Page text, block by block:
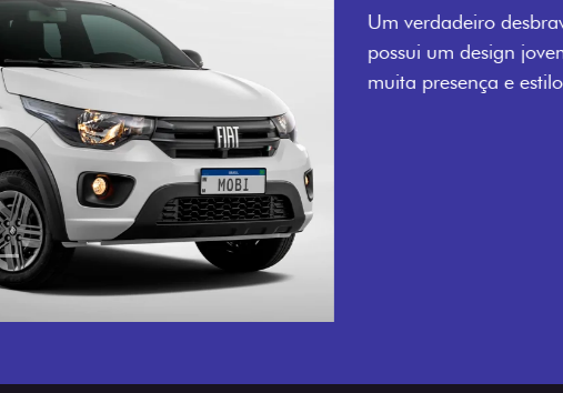
O Fiat Mobi tem
entre o Preto
Bari e Cinza